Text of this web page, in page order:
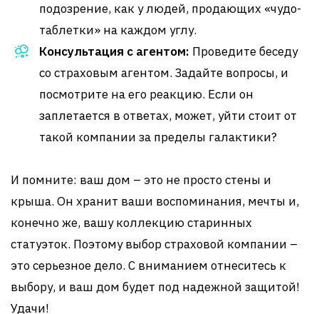
подозрение, как у людей, продающих «чудо-
таблетки» на каждом углу.
Консультация с агентом: Проведите беседу
со страховым агентом. Задайте вопросы, и
посмотрите на его реакцию. Если он
заплетается в ответах, может, уйти стоит от
такой компании за пределы галактики?
И помните: ваш дом – это не просто стены и
крыша. Он хранит ваши воспоминания, мечты и,
конечно же, вашу коллекцию старинных
статуэток. Поэтому выбор страховой компании –
это серьезное дело. С вниманием отнеситесь к
выбору, и ваш дом будет под надежной защитой!
Удачи!